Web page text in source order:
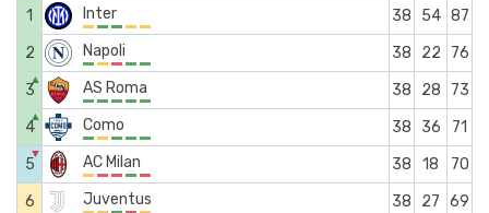
1 Inter 38 54 87
2
Napoli 38 22
76
3
▲ AS Roma 38 28
73
4
▲ Como 38 36
71
5
▼ AC Milan 38 18
70
6
Juventus 38 27 69